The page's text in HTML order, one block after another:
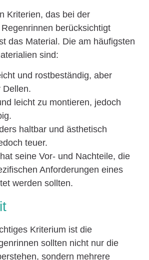
Kriterien, das bei der
berücksichtigt
das Material. Die am häufigsten
sind:
und rostbeständig, aber
Dellen.
leicht zu montieren, jedoch
haltbar und ästhetisch
teuer.
seine Vor- und Nachteile, die
Anforderungen eines
werden sollten.
Kriterium ist die
sollten nicht nur die
sondern mehrere